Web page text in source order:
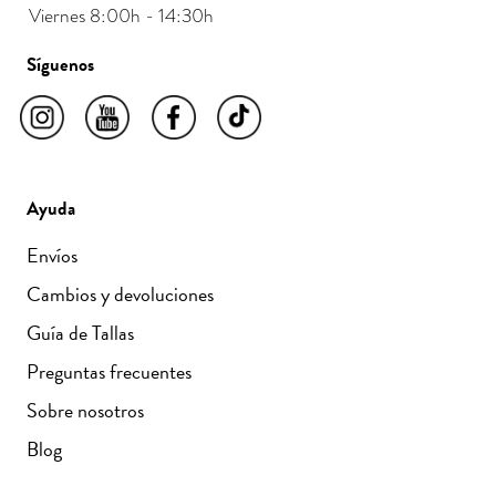
LaRopa Menorcaestá confeccionada en materiales
una agradable sensación de frescor sobre la piel. Los
acompañar el cuerpo sin apretar, con un movimiento
natural y femenino.
luminosos, crudos, tierra, azules suaves y pinceladas de
paleta armónica que combina fácilmente con otras
Cómo combinar tu ropa Menorca
Esta colección está diseñada para que todas las piezas
se mezclen entre sí. Puedes llevar un vestido ligero con
sandalias y una americana para completar un conjunto
ideal de tarde. O combinar una camiseta sin mangas
Viernes 8:00h - 14:30h
Síguenos
Ayuda
Envíos
Cambios y devoluciones
Guía de Tallas
Preguntas frecuentes
Sobre nosotros
Blog